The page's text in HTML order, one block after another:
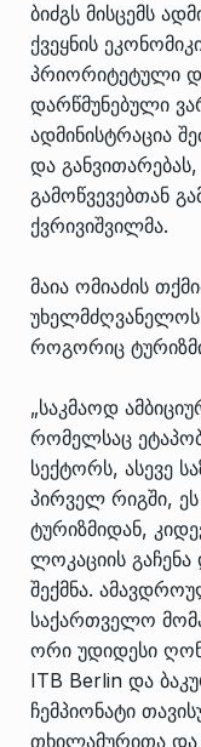
ბიძგს მისცემს
ქვეყნის
პრიორიტეტული
დარწმუნებული
ადმინისტრაცია
და
გამოწვევებთან
ქვრივიშვილმა.
მაია ომიაძის
უხელმძღვანელოს
როგორიც
„საკმაოდ
რომელსაც
სექტორს, ასევე
პირველ რიგში,
ტურიზმიდან,
ლოკაციის
შექმნა.
საქართველო
ორი უდიდესი
ITB Berlin და
ჩემპიონატი
თხილამურითა